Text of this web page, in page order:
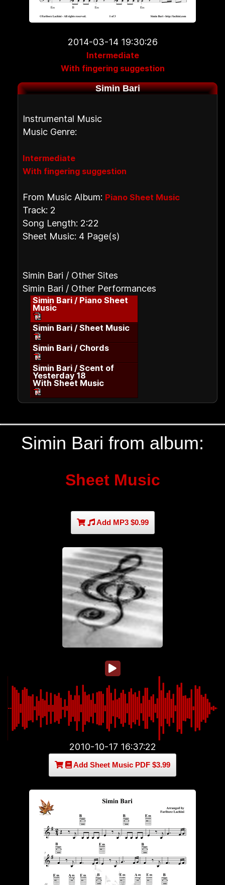
2014-03-14 19:30:26
Intermediate
With fingering suggestion
Simin Bari
Instrumental Music
Music Genre:
Intermediate
With fingering suggestion
From Music Album: Piano Sheet Music
Track: 2
Song Length: 2:22
Sheet Music: 4 Page(s)
Simin Bari / Other Sites
Simin Bari / Other Performances
Simin Bari / Piano Sheet
Music
Simin Bari / Sheet Music
Simin Bari / Chords
Simin Bari / Scent of
Yesterday 18
With Sheet Music
Simin Bari from album:
Sheet Music
Add MP3 $0.99
2010-10-17 16:37:22
Add Sheet Music PDF $3.99